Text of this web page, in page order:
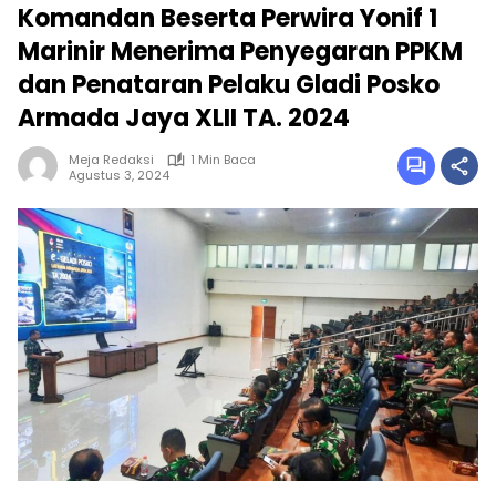
Komandan Beserta Perwira Yonif 1
Marinir Menerima Penyegaran PPKM
dan Penataran Pelaku Gladi Posko
Armada Jaya XLII TA. 2024
Meja Redaksi
1 Min Baca
Agustus 3, 2024